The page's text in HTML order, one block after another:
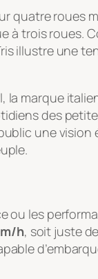
quatre roues
à trois roues.
illustre une
la marque
des
une
ou les
h, soit juste